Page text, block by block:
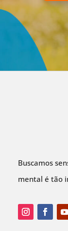
Buscamos
mental é tão